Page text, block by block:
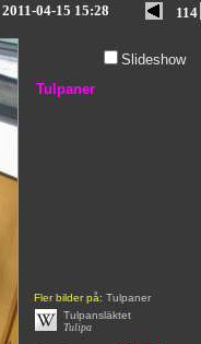
2011-04-15 15:28 114
Slideshow
Tulpaner
Fler bilder på: Tulpaner
Tulpansläktet
Tulipa